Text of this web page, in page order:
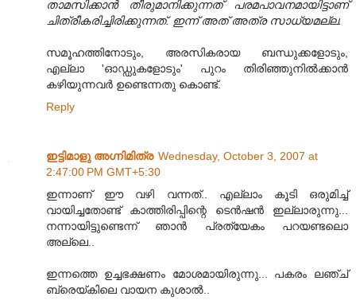
താമസിക്കാന്‍ തീരുമാനിക്കുന്നത് പരമപാവനമായിട്ടാണ്
ചിത്രീകരിച്ചിരിക്കുന്നത്. ഇന്ന് അത് അത്ര സാധ്യമല്ല.
സമൂഹത്തിനോടും, അരസികരായ ബന്ധുക്കളോടും,
എല്ലാ 'ഓഡ്ഡുകളോടും' പുറം തിരിഞ്ഞുനില്‍ക്കാന്‍
കഴിയുന്നവര്‍ ഉണ്ടെന്നതു കൊണ്ട്.
Reply
ഇട്ടിമാളു അഗ്നിമിത്ര Wednesday, October 3, 2007 at
2:47:00 PM GMT+5:30
ഇന്നാണ് ഈ വഴി വന്നത്.. എല്ലാം കൂടി ഒരുമിച്ച്
വായിച്ചതോണ്ട് കാത്തിരിപ്പിന്റെ ടെന്‍ഷന്‍ ഇല്ലാരുന്നു...
നന്നായിട്ടുണ്ടെന്ന് ഞാന്‍ പ്രത്യേകം പറയണ്ടലൊ
അല്ലെ..
ഇന്നത്തെ ഉച്ചഭക്ഷണം മോശമായിരുന്നു... പകരം ലഞ്ച്
ബ്രെയ്കിലെ വായന കുശാല്‍..